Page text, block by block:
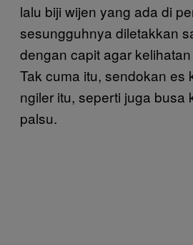
lalu biji wijen yang ada di
sesungguhnya diletakkan
dengan capit agar
Tak cuma itu, sendokan es
ngiler itu, seperti juga busa
palsu.